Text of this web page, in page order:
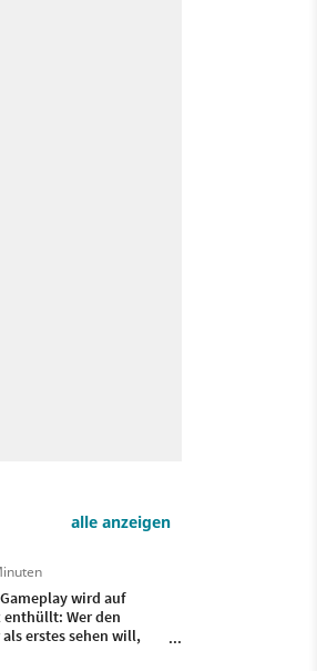
alle anzeigen
wird auf
enthüllt: Wer den
erstes sehen will,